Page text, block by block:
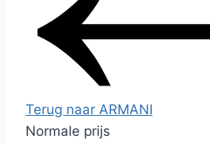
Terug naar ARMANI
Normale prijs